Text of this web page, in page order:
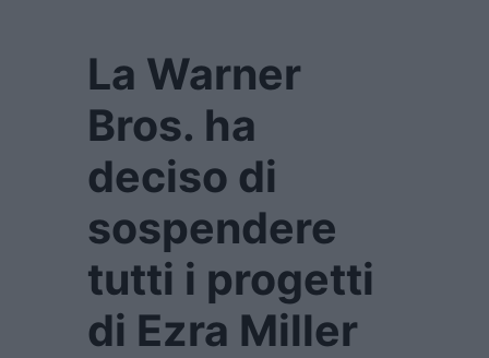
La Warner
Bros. ha
deciso di
sospendere
tutti i progetti
di Ezra Miller